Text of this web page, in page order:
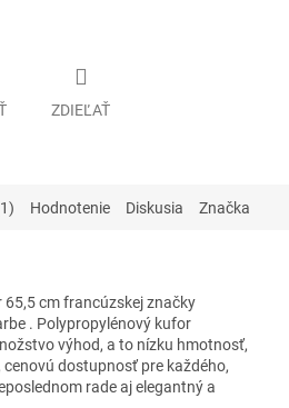
ZDIEĽAŤ
Hodnotenie Diskusia Značka
cm francúzskej značky
. Polypropylénový kufor
výhod, a to nízku hmotnosť,
dostupnosť pre každého,
rade aj elegantný a